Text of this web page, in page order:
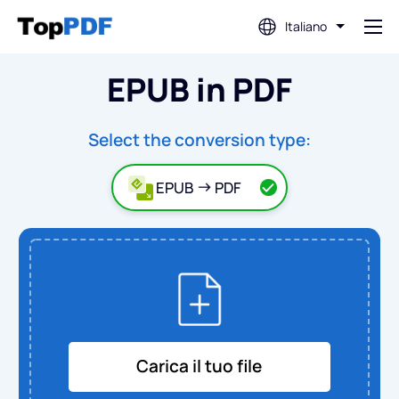
Italiano
Modifica PDF
Traduci PDF
Dividi PDF
Comprimi PDF
Converti da PDF
EPUB in PDF
Select the conversion type:
EPUB PDF
Carica il tuo file